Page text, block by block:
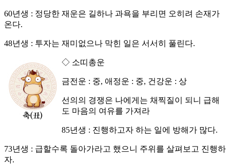
60년생 : 정당한 재운은 길하나 과욕을 부리면 오히려 손재가
온다.
48년생 : 투자는 재미없으나 막힌 일은 서서히 풀린다.
◇ 소띠총운
금전운 : 중, 애정운 : 중, 건강운 : 상
선의의 경쟁은 나에게는 채찍질이 되니 급해
도 마음의 여유를 가져라
85년생 : 진행하고자 하는 일에 방해가 많다.
73년생 : 급할수록 돌아가라고 했으니 주위를 살펴보고 진행하
자.